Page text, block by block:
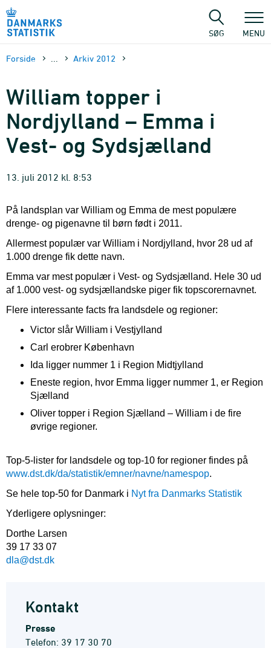
sidens
SØG MENU
Forside Arkiv 2012
William topper i
Nordjylland – Emma i
Vest- og Sydsjælland
13. juli 2012 kl. 8:53
På landsplan var William og Emma de mest populære
drenge- og pigenavne til børn født i 2011.
Allermest populær var William i Nordjylland, hvor 28 ud af
1.000 drenge fik dette navn.
Emma var mest populær i Vest- og Sydsjælland. Hele 30 ud
af 1.000 vest- og sydsjællandske piger fik topscorernavnet.
Flere interessante facts fra landsdele og regioner:
Victor slår William i Vestjylland
Carl erobrer København
Ida ligger nummer 1 i Region Midtjylland
Eneste region, hvor Emma ligger nummer 1, er Region
Sjælland
Oliver topper i Region Sjælland – William i de fire
øvrige regioner.
Top-5-lister for landsdele og top-10 for regioner findes på
www.dst.dk/da/statistik/emner/navne/namespop.
Se hele top-50 for Danmark i Nyt fra Danmarks Statistik
Yderligere oplysninger:
Dorthe Larsen
39 17 33 07
dla@dst.dk
Kontakt
Presse
Telefon: 39 17 30 70